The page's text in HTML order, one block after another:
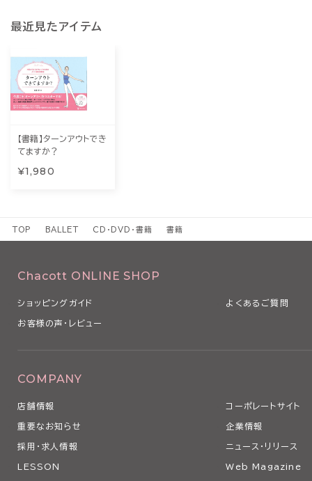
最近見たアイテム
【書籍】ターンアウトでき
てますか？
¥1,980
TOP BALLET CD・DVD・書籍 書籍
Chacott ONLINE SHOP
ショッピングガイド よくあるご質問
お客様の声・レビュー
COMPANY
店舗情報 コーポレートサイト
重要なお知らせ 企業情報
採用・求人情報 ニュース・リリース
LESSON Web Magazine